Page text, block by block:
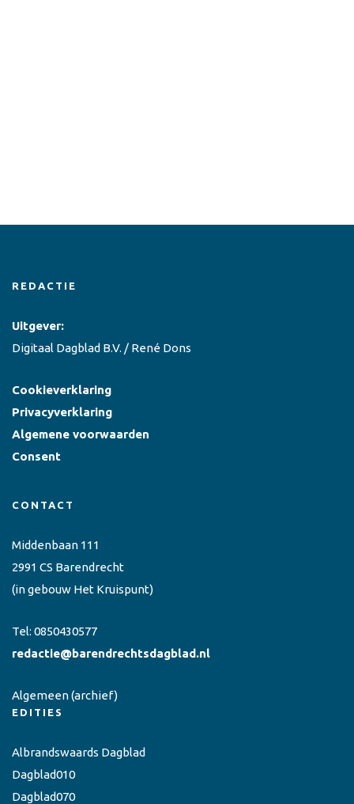
REDACTIE
Uitgever:
Digitaal Dagblad B.V. / René Dons
Cookieverklaring
Privacyverklaring
Algemene voorwaarden
Consent
CONTACT
Middenbaan 111
2991 CS Barendrecht
(in gebouw Het Kruispunt)
Tel: 0850430577
redactie@barendrechtsdagblad.nl
Algemeen(archief)
EDITIES
Albrandswaards Dagblad
Dagblad010
Dagblad070